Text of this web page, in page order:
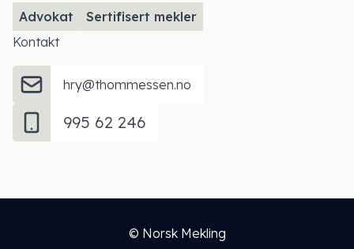
Advokat
Sertifisert mekler
Kontakt
hry@thommessen.no
995 62 246
© Norsk Mekling